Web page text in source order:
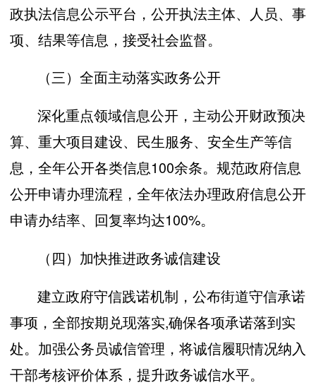
政执法信息公示平台，公开执法主体、人员、事
项、结果等信息，接受社会监督。
（三）全面主动落实政务公开
深化重点领域信息公开，主动公开财政预决
算、重大项目建设、民生服务、安全生产等信
息，全年公开各类信息100余条。规范政府信息
公开申请办理流程，全年依法办理政府信息公开
申请办结率、回复率均达100%。
（四）加快推进政务诚信建设
建立政府守信践诺机制，公布街道守信承诺
事项，全部按期兑现落实,确保各项承诺落到实
处。加强公务员诚信管理，将诚信履职情况纳入
干部考核评价体系，提升政务诚信水平。